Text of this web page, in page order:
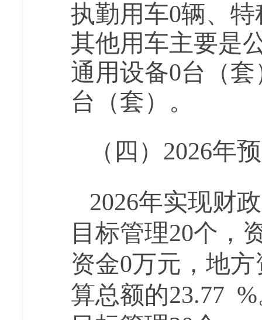
执勤用车0辆、
其他用车主要是
通用设备0台（
台（套）。
（四） 2026年
2026年实现财
目标管理20个，
资金0万元，地
算总额的23.77